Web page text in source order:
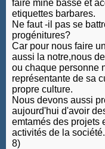
faire mine basse et
etiquettes barbares.
Ne faut -il pas se
progénitures?
Car pour nous faire
aussi la notre,nous
ou chaque personne
représentante de sa
propre culture.
Nous devons aussi
aujourd'hui d'avoir
emtamés des projets
activités de la
8)